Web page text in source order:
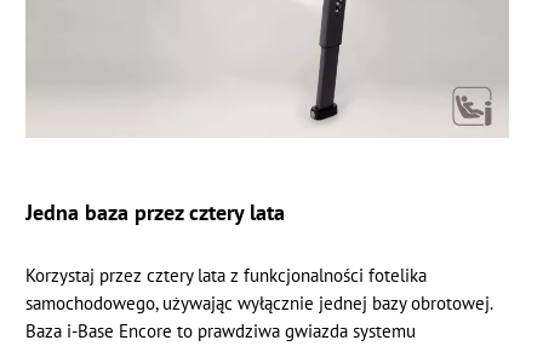
Jedna baza przez cztery lata
Korzystaj przez cztery lata z funkcjonalności fotelika
samochodowego, używając wyłącznie jednej bazy obrotowej.
Baza i-Base Encore to prawdziwa gwiazda systemu